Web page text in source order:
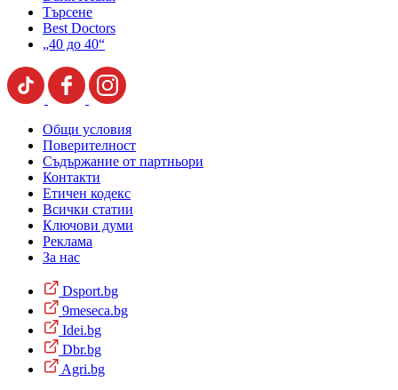
Търсене
Best Doctors
„40 до 40“
Общи условия
Поверителност
Съдържание от партньори
Контакти
Етичен кодекс
Всички статии
Ключови думи
Реклама
За нас
Dsport.bg
9meseca.bg
Idei.bg
Dbr.bg
Agri.bg